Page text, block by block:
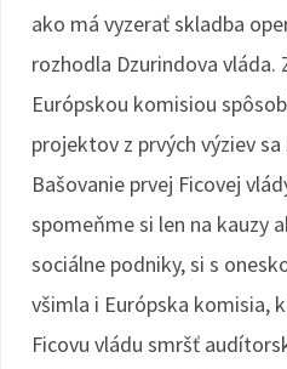
ako má vyzerať skladba
rozhodla Dzurindova vláda.
Európskou komisiou
projektov z prvých výziev
Bašovanie prvej Ficovej
spomeňme si len na kauzy
sociálne podniky, si s
všimla i Európska komisia,
Ficovu vládu smršť